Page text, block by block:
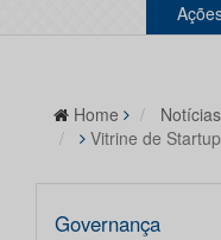
Home
Notícias
Vitrine de
Governança